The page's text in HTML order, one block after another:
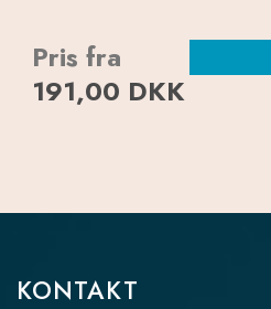
Pris fra
191,00 DKK
KONTAKT